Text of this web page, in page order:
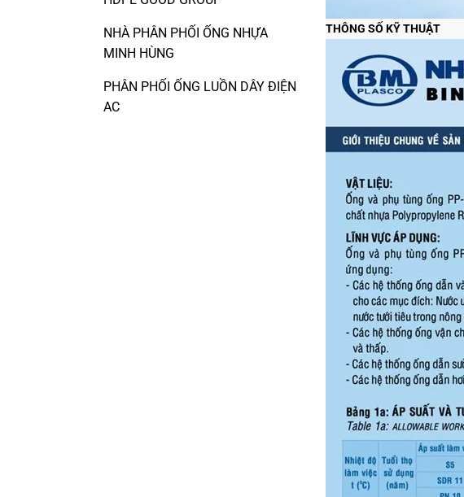
NHÀ PHÂN PHỐI ỐNG NHỰA
MINH HÙNG
PHÂN PHỐI ỐNG LUỒN DÂY ĐIỆN
AC
THÔNG SỐ KỸ THUẬT